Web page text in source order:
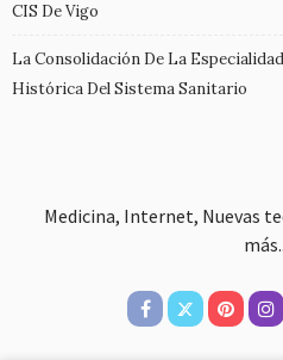
CIS De Vigo
La Consolidación De La
Histórica Del Sistema Sanitario
Medicina, Internet, Nuevas